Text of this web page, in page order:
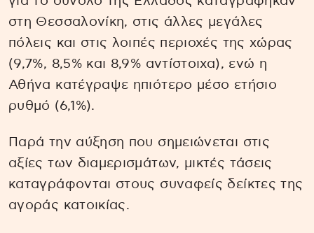
στη Θεσσαλονίκη, στις άλλες μεγάλες
πόλεις και στις λοιπές περιοχές της χώρας
(9,7%, 8,5% και 8,9% αντίστοιχα), ενώ η
Αθήνα κατέγραψε ηπιότερο μέσο ετήσιο
ρυθμό (6,1%).
Παρά την αύξηση που σημειώνεται στις
αξίες των διαμερισμάτων, μικτές τάσεις
καταγράφονται στους συναφείς δείκτες της
αγοράς κατοικίας.